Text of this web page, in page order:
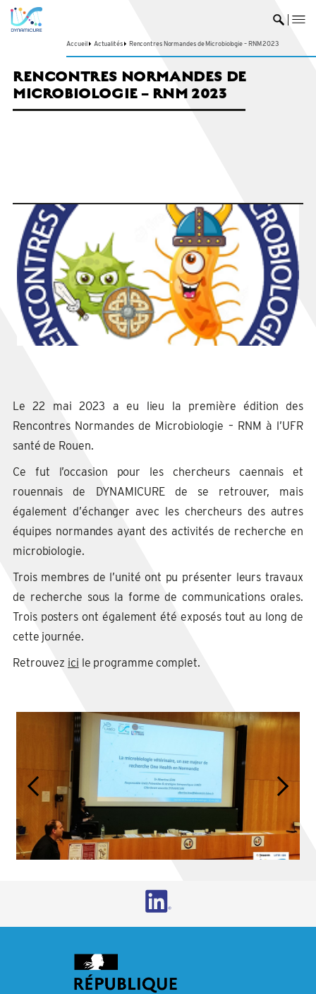
Accueil Actualités Rencontres Normandes de Microbiologie – RNM 2023
RENCONTRES NORMANDES DE
MICROBIOLOGIE – RNM 2023
Le 22 mai 2023 a eu lieu la première édition des
Rencontres Normandes de Microbiologie – RNM à l’UFR
santé de Rouen.
Ce fut l’occasion pour les chercheurs caennais et
rouennais de DYNAMICURE de se retrouver, mais
également d’échanger avec les chercheurs des autres
équipes normandes ayant des activités de recherche en
microbiologie.
Trois membres de l’unité ont pu présenter leurs travaux
de recherche sous la forme de communications orales.
Trois posters ont également été exposés tout au long de
cette journée.
Retrouvez ici le programme complet.